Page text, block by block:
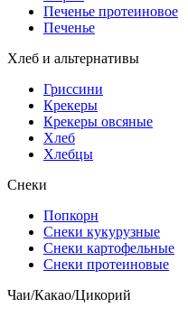
Печенье протеиновое
Печенье
Хлеб и альтернативы
Гриссини
Крекеры
Крекеры овсяные
Хлеб
Хлебцы
Снеки
Попкорн
Снеки кукурузные
Снеки картофельные
Снеки протеиновые
Чаи/Какао/Цикорий